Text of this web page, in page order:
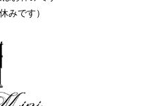
みです）